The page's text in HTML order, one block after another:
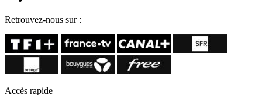
Retrouvez-nous sur :
Accès rapide